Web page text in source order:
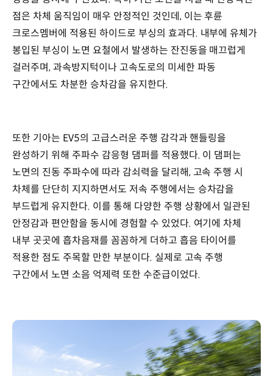
점은 차체 움직임이 매우 안정적인 것인데, 이는 후륜
크로스멤버에 적용된 하이드로 부싱의 효과다. 내부에 유체가
봉입된 부싱이 노면 요철에서 발생하는 잔진동을 매끄럽게
걸러주며, 과속방지턱이나 고속도로의 미세한 파동
구간에서도 차분한 승차감을 유지한다.
또한 기아는 EV5의 고급스러운 주행 감각과 핸들링을
완성하기 위해 주파수 감응형 댐퍼를 적용했다. 이 댐퍼는
노면의 진동 주파수에 따라 감쇠력을 달리해, 고속 주행 시
차체를 단단히 지지하면서도 저속 주행에서는 승차감을
부드럽게 유지한다. 이를 통해 다양한 주행 상황에서 일관된
안정감과 편안함을 동시에 경험할 수 있었다. 여기에 차체
내부 곳곳에 흡차음재를 꼼꼼하게 더하고 흡음 타이어를
적용한 점도 주목할 만한 부분이다. 실제로 고속 주행
구간에서 노면 소음 억제력 또한 수준급이었다.